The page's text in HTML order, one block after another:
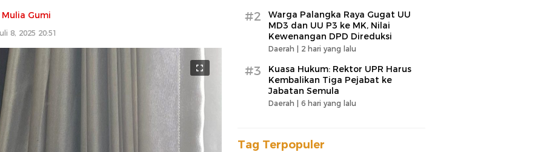
Mulia Gumi
8, 2025 20:51
#2
Warga Palangka Raya Gugat UU
MD3 dan UU P3 ke MK, Nilai
Kewenangan DPD Direduksi
Daerah | 2 hari yang lalu
#3
Kuasa Hukum: Rektor UPR Harus
Kembalikan Tiga Pejabat ke
Jabatan Semula
Daerah | 6 hari yang lalu
Tag Terpopuler